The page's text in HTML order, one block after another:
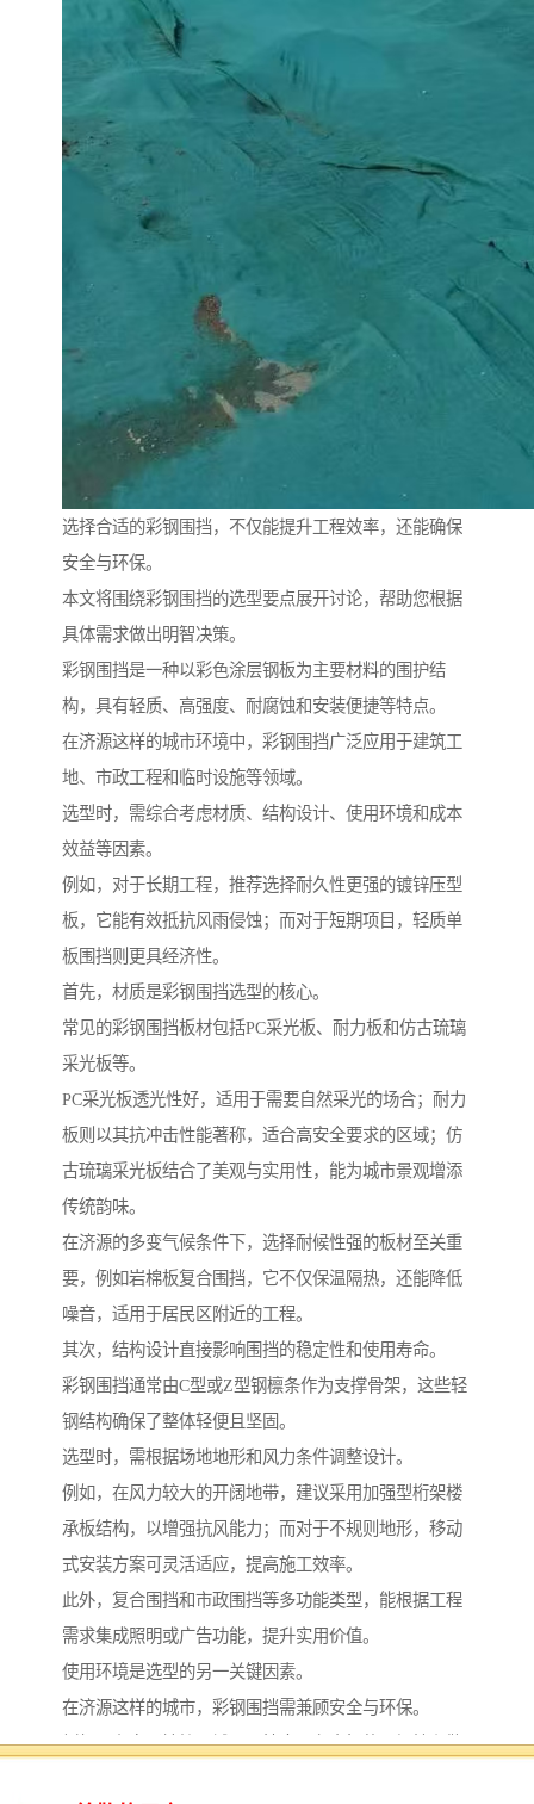
选择合适的彩钢围挡，不仅能提升工程效率，还能确保
安全与环保。
本文将围绕彩钢围挡的选型要点展开讨论，帮助您根据
具体需求做出明智决策。
彩钢围挡是一种以彩色涂层钢板为主要材料的围护结
构，具有轻质、高强度、耐腐蚀和安装便捷等特点。
在济源这样的城市环境中，彩钢围挡广泛应用于建筑工
地、市政工程和临时设施等领域。
选型时，需综合考虑材质、结构设计、使用环境和成本
效益等因素。
例如，对于长期工程，推荐选择耐久性更强的镀锌压型
板，它能有效抵抗风雨侵蚀；而对于短期项目，轻质单
板围挡则更具经济性。
首先，材质是彩钢围挡选型的核心。
常见的彩钢围挡板材包括PC采光板、耐力板和仿古琉璃
采光板等。
PC采光板透光性好，适用于需要自然采光的场合；耐力
板则以其抗冲击性能著称，适合高安全要求的区域；仿
古琉璃采光板结合了美观与实用性，能为城市景观增添
传统韵味。
在济源的多变气候条件下，选择耐候性强的板材至关重
要，例如岩棉板复合围挡，它不仅保温隔热，还能降低
噪音，适用于居民区附近的工程。
其次，结构设计直接影响围挡的稳定性和使用寿命。
彩钢围挡通常由C型或Z型钢檩条作为支撑骨架，这些轻
钢结构确保了整体轻便且坚固。
选型时，需根据场地地形和风力条件调整设计。
例如，在风力较大的开阔地带，建议采用加强型桁架楼
承板结构，以增强抗风能力；而对于不规则地形，移动
式安装方案可灵活适应，提高施工效率。
此外，复合围挡和市政围挡等多功能类型，能根据工程
需求集成照明或广告功能，提升实用价值。
使用环境是选型的另一关键因素。
在济源这样的城市，彩钢围挡需兼顾安全与环保。
例如，在交通繁忙区域，围挡应具备良好的可视性和警